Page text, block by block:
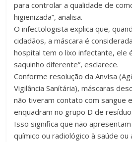
para controlar a qualidade de
higienizada”, analisa.
O infectologista explica que,
cidadãos, a máscara é
hospital tem o lixo infectante, ele
saquinho diferente”, esclarece.
Conforme resolução da Anvisa
Vigilância Sanítária), máscaras
não tiveram contato com sangue
enquadram no grupo D de
Isso significa que não
químico ou radiológico à saúde